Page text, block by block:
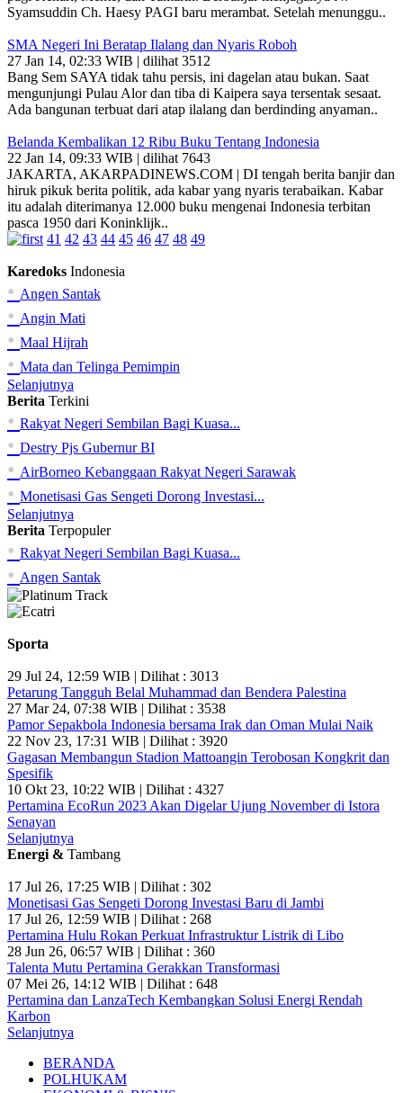
Syamsuddin Ch. Haesy PAGI baru merambat. Setelah menunggu..
SMA Negeri Ini Beratap Ilalang dan Nyaris Roboh
27 Jan 14, 02:33 WIB | dilihat 3512
Bang Sem SAYA tidak tahu persis, ini dagelan atau bukan. Saat
mengunjungi Pulau Alor dan tiba di Kaipera saya tersentak sesaat.
Ada bangunan terbuat dari atap ilalang dan berdinding anyaman..
Belanda Kembalikan 12 Ribu Buku Tentang Indonesia
22 Jan 14, 09:33 WIB | dilihat 7643
JAKARTA, AKARPADINEWS.COM | DI tengah berita banjir dan
hiruk pikuk berita politik, ada kabar yang nyaris terabaikan. Kabar
itu adalah diterimanya 12.000 buku mengenai Indonesia terbitan
pasca 1950 dari Koninklijk..
41 42 43 44 45 46 47 48 49
Karedoks Indonesia
• Angen Santak
• Angin Mati
• Maal Hijrah
• Mata dan Telinga Pemimpin
Selanjutnya
Berita Terkini
• Rakyat Negeri Sembilan Bagi Kuasa...
• Destry Pjs Gubernur BI
• AirBorneo Kebanggaan Rakyat Negeri Sarawak
• Monetisasi Gas Sengeti Dorong Investasi...
Selanjutnya
Berita Terpopuler
• Rakyat Negeri Sembilan Bagi Kuasa...
• Angen Santak
Sporta
29 Jul 24, 12:59 WIB | Dilihat : 3013
Petarung Tangguh Belal Muhammad dan Bendera Palestina
27 Mar 24, 07:38 WIB | Dilihat : 3538
Pamor Sepakbola Indonesia bersama Irak dan Oman Mulai Naik
22 Nov 23, 17:31 WIB | Dilihat : 3920
Gagasan Membangun Stadion Mattoangin Terobosan Kongkrit dan
Spesifik
10 Okt 23, 10:22 WIB | Dilihat : 4327
Pertamina EcoRun 2023 Akan Digelar Ujung November di Istora
Senayan
Selanjutnya
Energi & Tambang
17 Jul 26, 17:25 WIB | Dilihat : 302
Monetisasi Gas Sengeti Dorong Investasi Baru di Jambi
17 Jul 26, 12:59 WIB | Dilihat : 268
Pertamina Hulu Rokan Perkuat Infrastruktur Listrik di Libo
28 Jun 26, 06:57 WIB | Dilihat : 360
Talenta Mutu Pertamina Gerakkan Transformasi
07 Mei 26, 14:12 WIB | Dilihat : 648
Pertamina dan LanzaTech Kembangkan Solusi Energi Rendah
Karbon
Selanjutnya
BERANDA
POLHUKAM